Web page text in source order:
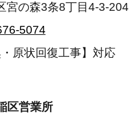
宮の森3条8丁目4-3-204
5074
原状回復工事】対応
区営業所